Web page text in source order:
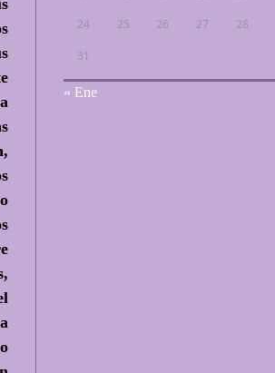
24 25 26 27 28
31
« Ene